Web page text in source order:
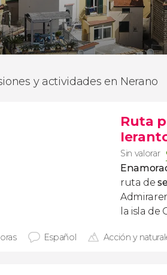
y actividades en Nerano
Ruta
Sin valorar
ruta de
la isla de
Español Acción y